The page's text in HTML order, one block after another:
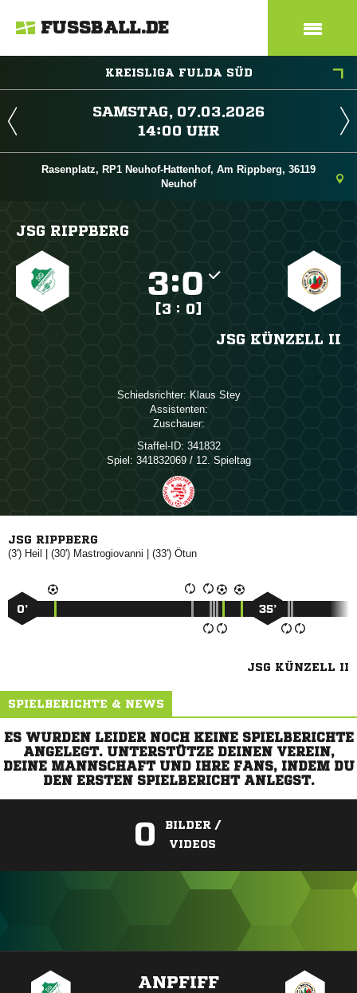
FUSSBALL.DE
KREISLIGA FULDA SÜD
 
 
Rasenplatz, RP1 Neuhof-Hattenhof, Am Rippberg, 36119
Neuhof
JSG RIPPBERG
:
[3 : 0]
JSG KÜNZELL II
Schiedsrichter:  
Assistenten:
Zuschauer:
Staffel-ID: 341832
Spiel: 341832069 / 12. Spieltag
JSG RIPPBERG
(3')  | (30')  | (33') 
0’ 35’
JSG KÜNZELL II
SPIELBERICHTE & NEWS
ES WURDEN LEIDER NOCH KEINE SPIELBERICHTE
ANGELEGT. UNTERSTÜTZE DEINEN VEREIN,
DEINE MANNSCHAFT UND IHRE FANS, INDEM DU
DEN ERSTEN SPIELBERICHT ANLEGST.
0
BILDER /
VIDEOS
ANPFIFF